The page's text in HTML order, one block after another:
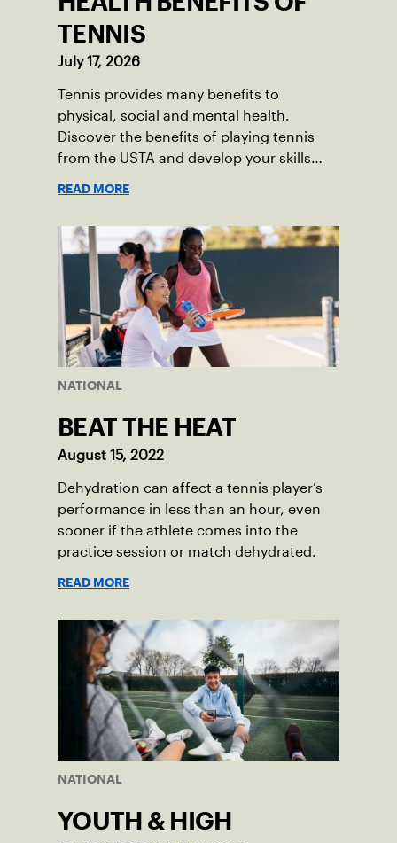
TENNIS
July 17, 2026
Tennis provides many benefits to
physical, social and mental health.
Discover the benefits of playing tennis
from the USTA and develop your skills
READ MORE
NATIONAL
BEAT THE HEAT
August 15, 2022
Dehydration can affect a tennis player’s
performance in less than an hour, even
sooner if the athlete comes into the
practice session or match dehydrated.
READ MORE
NATIONAL
YOUTH & HIGH